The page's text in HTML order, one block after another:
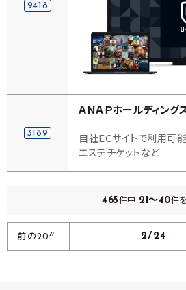
9418
3189
ＡＮＡＰホールディング
自社ECサイトで利用可
エステチケットなど
465件中 21～40件
前の20件 2/24